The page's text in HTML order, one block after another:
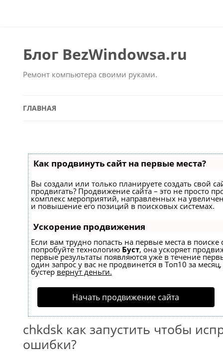
Блог BezWindowsa.ru
Ремонт компьютера своими руками.
ГЛАВНАЯ
Как продвинуть сайт на первые места?
Вы создали или только планируете создать свой
продвигать? Продвижение сайта – это не просто
комплекс мероприятий, направленных на
и повышение его позиций в поисковых системах.
Ускорение продвижения
Если вам трудно попасть на первые места в поиске
попробуйте технологию Буст, она ускоряет
первые результаты появляются уже в течение
один запрос у вас не продвинется в Топ10 за
бустер вернут деньги.
Начать продвижение сайта
chkdsk как запустить чтобы
ошибки?